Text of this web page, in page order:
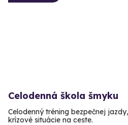
Celodenná škola šmyku
Celodenný tréning bezpečnej
krízové situácie na ceste.